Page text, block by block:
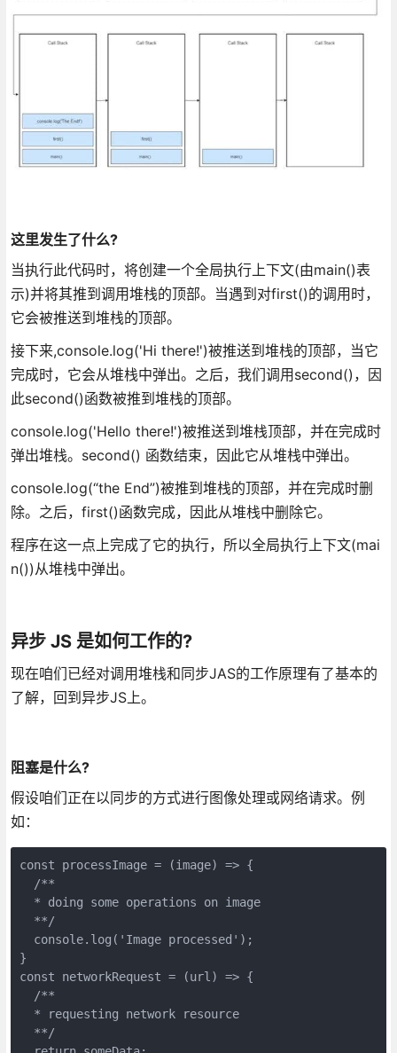
这里发生了什么?
当执行此代码时，将创建一个全局执行上下文(由main()表
示)并将其推到调用堆栈的顶部。当遇到对first()的调用时，
它会被推送到堆栈的顶部。
接下来,console.log('Hi there!')被推送到堆栈的顶部，当它
完成时，它会从堆栈中弹出。之后，我们调用second()，因
此second()函数被推到堆栈的顶部。
console.log('Hello there!')被推送到堆栈顶部，并在完成时
弹出堆栈。second() 函数结束，因此它从堆栈中弹出。
console.log(“the End”)被推到堆栈的顶部，并在完成时删
除。之后，first()函数完成，因此从堆栈中删除它。
程序在这一点上完成了它的执行，所以全局执行上下文(mai
n())从堆栈中弹出。
异步 JS 是如何工作的?
现在咱们已经对调用堆栈和同步JAS的工作原理有了基本的
了解，回到异步JS上。
阻塞是什么?
假设咱们正在以同步的方式进行图像处理或网络请求。例
如：
const processImage = (image) => {
  /**
  * doing some operations on image
  **/
  console.log('Image processed');
}
const networkRequest = (url) => {
  /**
  * requesting network resource
  **/